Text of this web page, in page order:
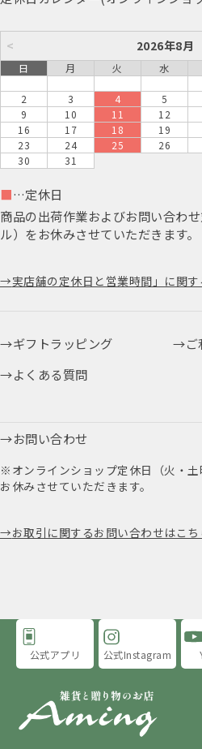
< 2026年8月
日 月 火 水
2
3 4 5
9
10 11 12
16
17 18 19
23
24 25 26
30
31
■…定休日
商品の出荷作業およびお問い合わ
ル）をお休みさせていただきます。
実店舗の定休日と営業時間」に関
ギフトラッピング
よくある質問
お問い合わせ
※オンラインショップ定休日（火・
お休みさせていただきます。
お取引に関するお問い合わせはこち
公式アプリ 公式Instagram